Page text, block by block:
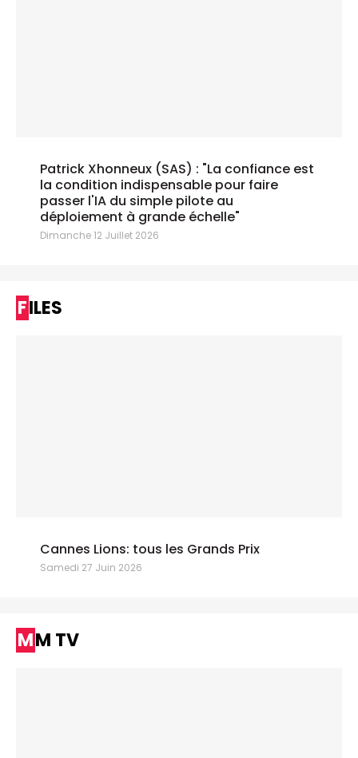
Patrick Xhonneux (SAS) : "La confiance est
la condition indispensable pour faire
passer l'IA du simple pilote au
déploiement à grande échelle"
Dimanche 12 Juillet 2026
FILES
Cannes Lions: tous les Grands Prix
Samedi 27 Juin 2026
MM TV